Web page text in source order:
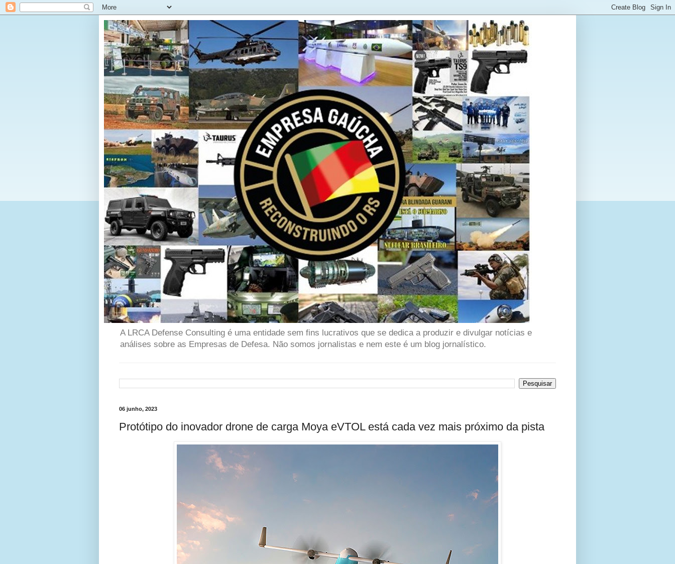
A LRCA Defense Consulting é uma entidade sem fins lucrativos que se dedica a produzir e divulgar notícias e
análises sobre as Empresas de Defesa. Não somos jornalistas e nem este é um blog jornalístico.
06 junho, 2023
Protótipo do inovador drone de carga Moya eVTOL está cada vez mais próximo da pista